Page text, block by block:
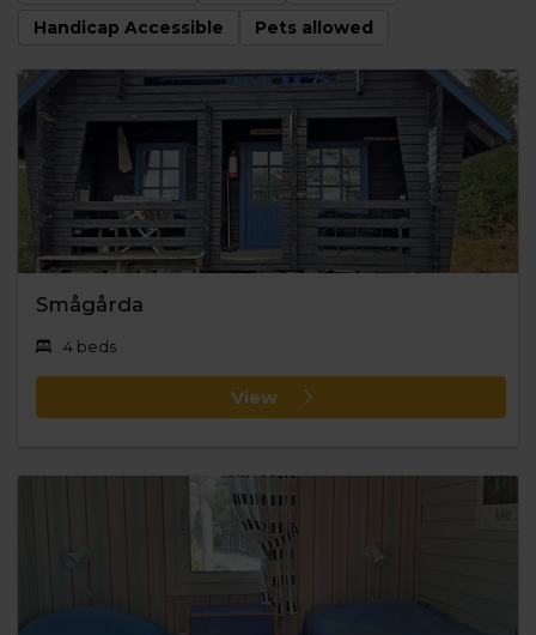
Handicap Accessible
Pets allowed
Smågårda
4 beds
View